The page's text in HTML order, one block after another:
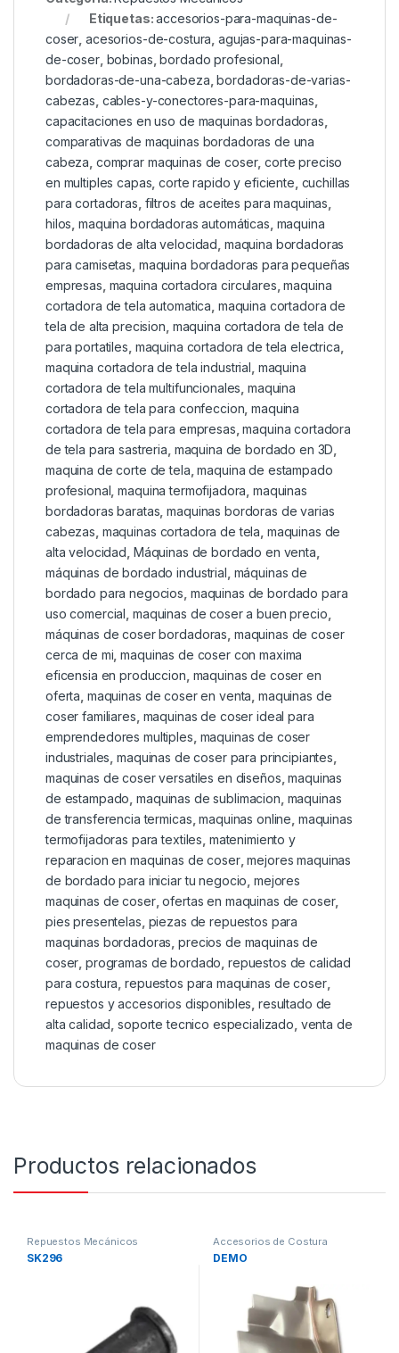
Etiquetas:accesorios-para-maquinas-de-
coser ,acesorios-de-costura agujas-para-maquinas-
de-coser, bobinas ,bordado profesional
bordadoras-de-una-cabeza ,bordadoras-de-varias-
cabezas cables-y-conectores-para-maquinas
capacitaciones en uso de maquinas bordadoras
comparativas de maquinas bordadoras de una
cabeza comprar maquinas de coser,corte preciso
en multiples capas ,corte rapido y eficiente cuchillas
para cortadoras filtros de aceites para maquinas
hilos ,maquina bordadoras automáticas maquina
bordadoras de alta velocidad maquina bordadoras
para camisetas maquina bordadoras para pequeñas
empresas maquina cortadora circulares ,maquina
cortadora de tela automatica maquina cortadora de
tela de alta precision maquina cortadora de tela de
para portatiles maquina cortadora de tela electrica
maquina cortadora de tela industrial maquina
cortadora de tela multifuncionales maquina
cortadora de tela para confeccion ,maquina
cortadora de tela para empresas ,maquina cortadora
de tela para sastreria maquina de bordado en 3D
maquina de corte de tela ,maquina de estampado
profesional ,maquina termofijadora maquinas
bordadoras baratas ,maquinas bordoras de varias
cabezas maquinas cortadora de tela maquinas de
alta velocidad Máquinas de bordado en venta
máquinas de bordado industrial máquinas de
bordado para negocios maquinas de bordado para
uso comercial maquinas de coser a buen precio
máquinas de coser bordadoras maquinas de coser
cerca de mi ,maquinas de coser con maxima
eficensia en produccion maquinas de coser en
oferta maquinas de coser en venta ,maquinas de
coser familiares maquinas de coser ideal para
emprendedores multiples maquinas de coser
industriales ,maquinas de coser para principiantes
maquinas de coser versatiles en diseños ,maquinas
de estampado ,maquinas de sublimacion maquinas
de transferencia termicas ,maquinas online maquinas
termofijadoras para textiles matenimiento y
reparacion en maquinas de coser,mejores maquinas
de bordado para iniciar tu negocio mejores
maquinas de coser,ofertas en maquinas de coser,
pies presentelas piezas de repuestos para
maquinas bordadoras ,precios de maquinas de
coser ,programas de bordado repuestos de calidad
para costura ,repuestos para maquinas de coser,
repuestos y accesorios disponibles resultado de
alta calidad ,soporte tecnico especializado venta de
maquinas de coser
Productos relacionados
Repuestos Mecánicos
SK296
Accesorios de Costura
Maquinas de coser
DEMO